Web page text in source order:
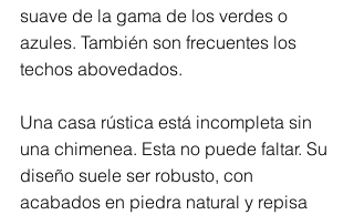
suave de la gama de los verdes o
azules. También son frecuentes los
techos abovedados.
Una casa rústica está incompleta sin
una chimenea. Esta no puede faltar. Su
diseño suele ser robusto, con
acabados en piedra natural y repisa